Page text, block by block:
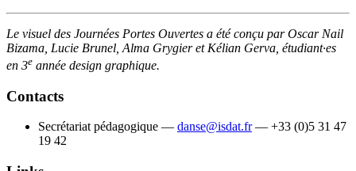
Le visuel des Journées Portes Ouvertes a été conçu par Oscar Nail
Bizama, Lucie Brunel, Alma Grygier et Kélian Gerva, étudiant·es
en 3e année design graphique.
Contacts
Secrétariat pédagogique — danse@isdat.fr— +33 (0)5 31 47
19 42